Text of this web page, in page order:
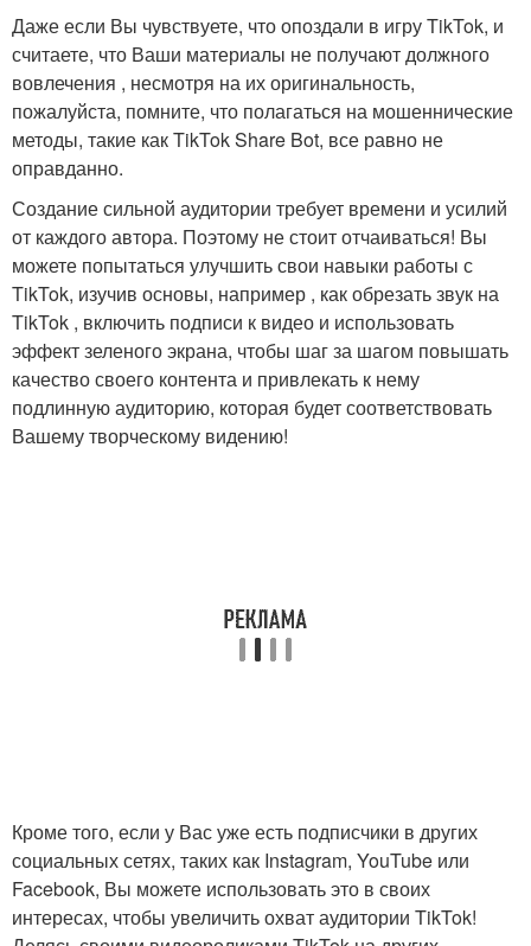
Даже если Вы чувствуете, что опоздали в игру TikTok, и
считаете, что Ваши материалы не получают должного
вовлечения , несмотря на их оригинальность,
пожалуйста, помните, что полагаться на мошеннические
методы, такие как TikTok Share Bot, все равно не
оправданно.
Создание сильной аудитории требует времени и усилий
от каждого автора. Поэтому не стоит отчаиваться! Вы
можете попытаться улучшить свои навыки работы с
TikTok, изучив основы, например , как обрезать звук на
TikTok , включить подписи к видео и использовать
эффект зеленого экрана, чтобы шаг за шагом повышать
качество своего контента и привлекать к нему
подлинную аудиторию, которая будет соответствовать
Вашему творческому видению!
Кроме того, если у Вас уже есть подписчики в других
социальных сетях, таких как Instagram, YouTube или
Facebook, Вы можете использовать это в своих
интересах, чтобы увеличить охват аудитории TikTok!